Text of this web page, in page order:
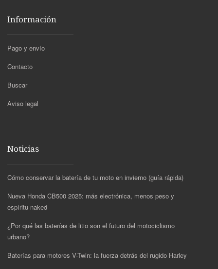
Información
Pago y envío
Contacto
Buscar
Aviso legal
Noticias
Cómo conservar la batería de tu moto en invierno (guía rápida)
Nueva Honda CB500 2025: más electrónica, menos peso y
espíritu naked
¿Por qué las baterías de litio son el futuro del motociclismo
urbano?
Baterías para motores V-Twin: la fuerza detrás del rugido Harley